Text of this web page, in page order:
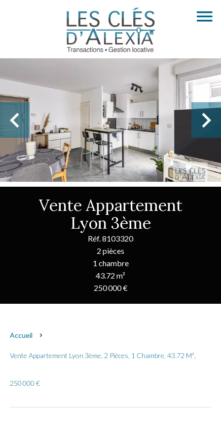
Vente Appartement
Lyon 3ème
Réf. 8103320
2 pièces
1 chambre
43.72 m²
250 000 €
Accueil
Vente Appartement Lyon 3ème, 2 Pièces, 1 Chambre, 43.72 M²,
250 000 €